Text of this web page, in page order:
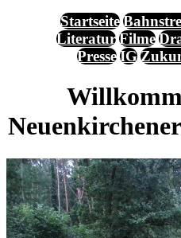
Startseite
Literatur Filme
Presse IG